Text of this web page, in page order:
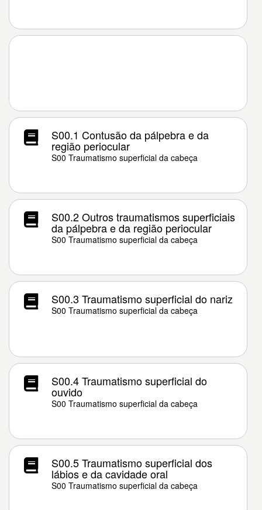
S00.1 Contusão da pálpebra e da
região periocular
S00 Traumatismo superficial da cabeça
S00.2 Outros traumatismos superficiais
da pálpebra e da região periocular
S00 Traumatismo superficial da cabeça
S00.3 Traumatismo superficial do nariz
S00 Traumatismo superficial da cabeça
S00.4 Traumatismo superficial do
ouvido
S00 Traumatismo superficial da cabeça
S00.5 Traumatismo superficial dos
lábios e da cavidade oral
S00 Traumatismo superficial da cabeça